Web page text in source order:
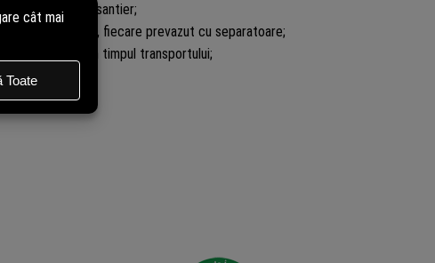
ridicata pe santier;
mici, fiecare prevazut cu separatoare;
continutului in timpul transportului;